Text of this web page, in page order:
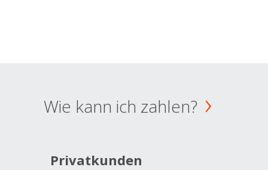
Wie kann ich zahlen?
Privatkunden